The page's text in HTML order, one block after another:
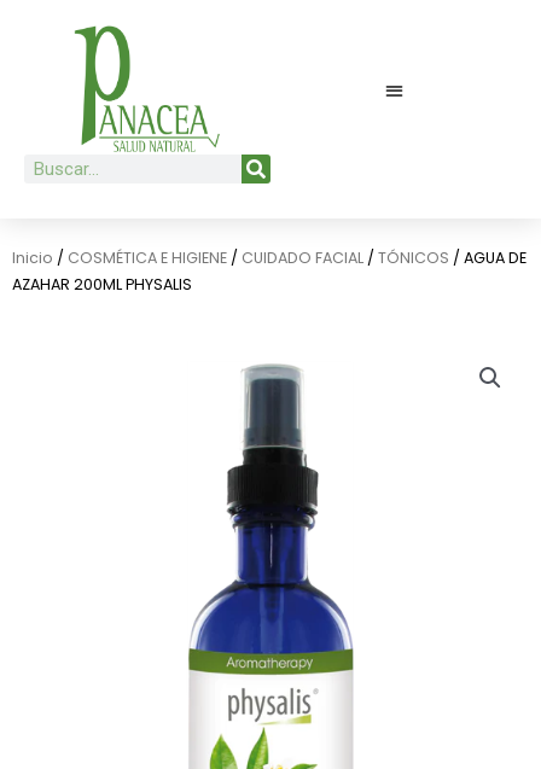
Buscar
Inicio / COSMÉTICA E HIGIENE / CUIDADO FACIAL / TÓNICOS / AGUA DE
AZAHAR 200ML PHYSALIS